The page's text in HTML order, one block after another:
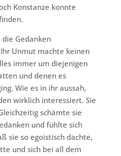
Konstanze konnte
Gedanken
Unmut machte keinen
immer um diejenigen
und denen es
Wie es in ihr aussah,
wirklich interessiert. Sie
schämte sie
und fühlte sich
sie so egoistisch dachte,
und sich bei all dem